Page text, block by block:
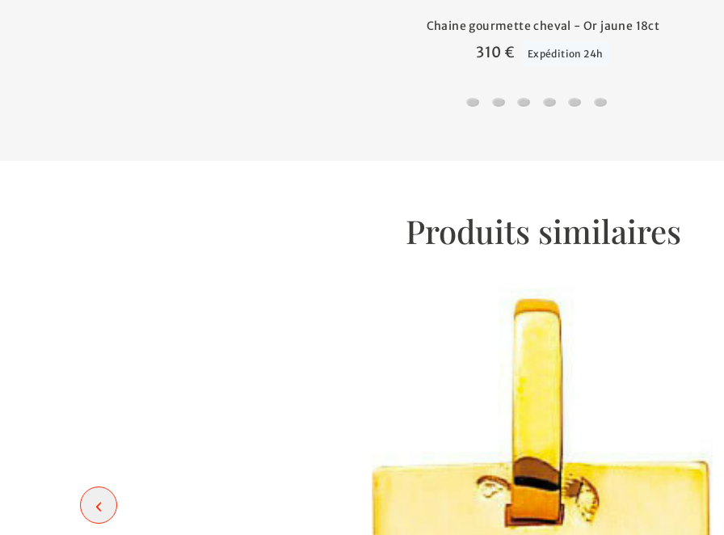
Chaine gourmette cheval - Or jaune 18ct
310 € Expédition 24h
Chaine gourmette cheval - Or jaune 18ct
Chaine forçat rond - Or jaune 18ct
Chaine gourmette - Or jaune 18ct
Chaine gourmette cheval
Chaine jaseron - Or jaune
Chaine marine battue
Produits similaires